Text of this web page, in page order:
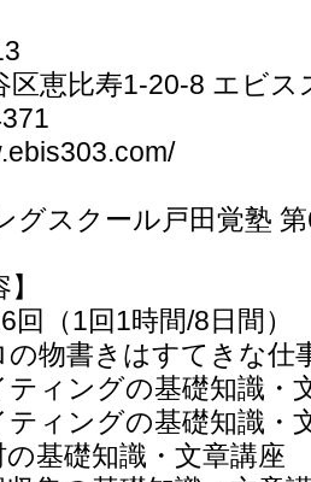
区恵比寿1-20-8 エビ
グスクール戸田覚塾
回（1回1時間/8日間）
の物書きはすてきな仕
ティングの基礎知識・
ティングの基礎知識・
基礎知識・文章講座